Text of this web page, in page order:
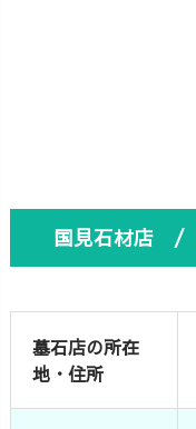
国見石材店 /
墓石店の所在
地・住所